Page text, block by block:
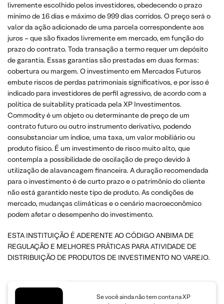
livremente escolhido pelos investidores, obedecendo o prazo
mínimo de 16 dias e máximo de 999 dias corridos. O preço será o
valor da ação adicionado de uma parcela correspondente aos
juros – que são fixados livremente em mercado, em função do
prazo do contrato. Toda transação a termo requer um depósito
de garantia. Essas garantias são prestadas em duas formas:
cobertura ou margem. O investimento em Mercados Futuros
embute riscos de perdas patrimoniais significativos, e por isso é
indicado para investidores de perfil agressivo, de acordo com a
política de suitability praticada pela XP Investimentos.
Commodity é um objeto ou determinante de preço de um
contrato futuro ou outro instrumento derivativo, podendo
consubstanciar um índice, uma taxa, um valor mobiliário ou
produto físico. É um investimento de risco muito alto, que
contempla a possibilidade de oscilação de preço devido à
utilização de alavancagem financeira. A duração recomendada
para o investimento é de curto prazo e o patrimônio do cliente
não está garantido neste tipo de produto. As condições de
mercado, mudanças climáticas e o cenário macroeconômico
podem afetar o desempenho do investimento.
ESTA INSTITUIÇÃO É ADERENTE AO CÓDIGO ANBIMA DE
REGULAÇÃO E MELHORES PRÁTICAS PARA ATIVIDADE DE
DISTRIBUIÇÃO DE PRODUTOS DE INVESTIMENTO NO VAREJO.
Se você ainda não tem conta na XP